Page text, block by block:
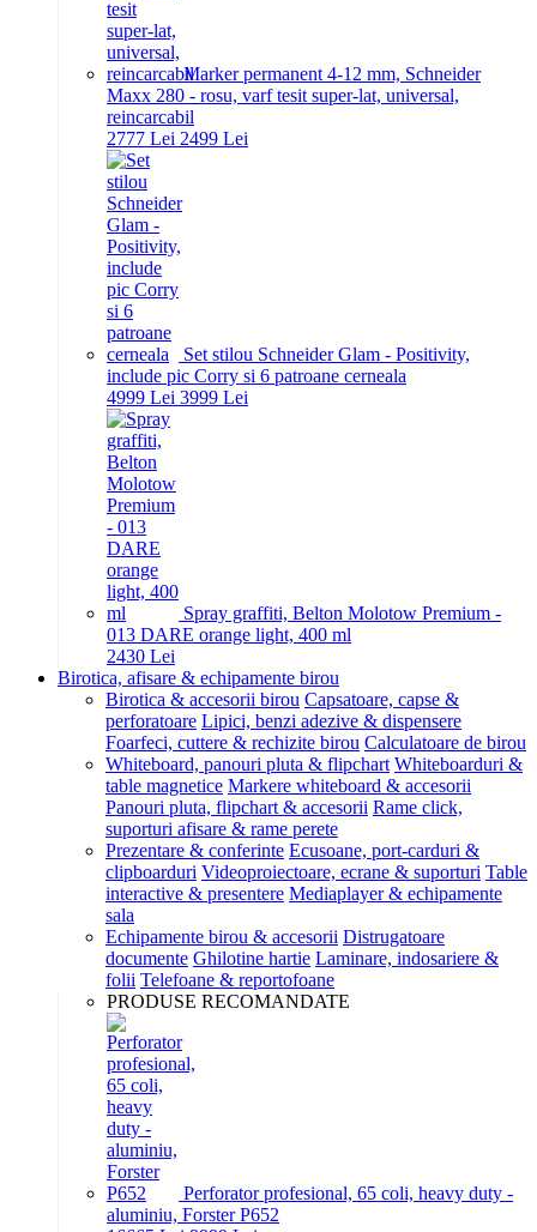
Marker permanent 4-12 mm, Schneider
Maxx 280 - rosu, varf tesit super-lat, universal,
reincarcabil
2777 Lei 2499 Lei
Set stilou Schneider Glam - Positivity,
include pic Corry si 6 patroane cerneala
4999 Lei 3999 Lei
Spray graffiti, Belton Molotow Premium -
013 DARE orange light, 400 ml
2430 Lei
Birotica, afisare & echipamente birou
Birotica & accesorii birou Capsatoare, capse &
perforatoare Lipici, benzi adezive & dispensere
Foarfeci, cuttere & rechizite birou Calculatoare de birou
Whiteboard, panouri pluta & flipchart Whiteboarduri &
table magnetice Markere whiteboard & accesorii
Panouri pluta, flipchart & accesorii Rame click,
suporturi afisare & rame perete
Prezentare & conferinte Ecusoane, port-carduri &
clipboarduri Videoproiectoare, ecrane & suporturi Table
interactive & presentere Mediaplayer & echipamente
sala
Echipamente birou & accesorii Distrugatoare
documente Ghilotine hartie Laminare, indosariere &
folii Telefoane & reportofoane
PRODUSE RECOMANDATE
Perforator profesional, 65 coli, heavy duty -
aluminiu, Forster P652